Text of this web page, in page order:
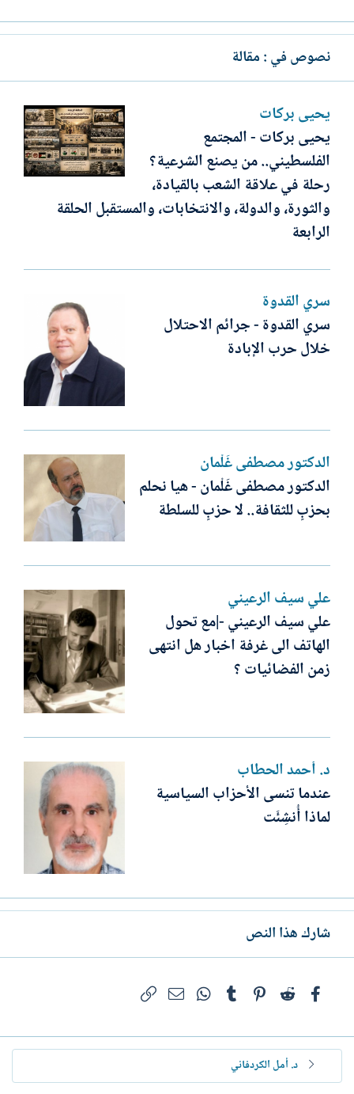
نصوص في : مقالة
يحيى بركات
يحيى بركات - المجتمع
الفلسطيني.. من يصنع الشرعية؟
رحلة في علاقة الشعب بالقيادة،
والثورة، والدولة، والانتخابات، والمستقبل الحلقة
الرابعة
سري القدوة
سري القدوة - جرائم الاحتلال
خلال حرب الإبادة
الدكتور مصطفى غَلْمان
الدكتور مصطفى غَلْمان - هيا نحلم
بحزبٍ للثقافة.. لا حزبٍ للسلطة
علي سيف الرعيني
علي سيف الرعيني -|مع تحول
الهاتف الى غرفة اخبار هل انتهى
زمن الفضائيات ؟
د. أحمد الحطاب
عندما تنسى الأحزاب السياسية
لماذا أُنشِئَت
شارك هذا النص
فيسبوكReddit
Pinterest
Tumblr
WhatsAppالبريد الإلكتروني
د. أمل الكردفاني